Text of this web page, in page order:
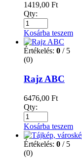
1419,00 Ft
Qty:
Kosárba teszem
Értékelés: 0 / 5
(0)
Rajz ABC
6476,00 Ft
Qty:
Kosárba teszem
Értékelés: 0 / 5
(0)